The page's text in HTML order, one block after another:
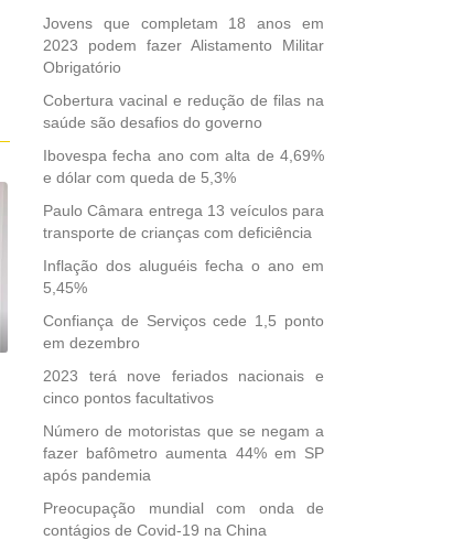
Jovens que completam 18 anos em
2023 podem fazer Alistamento Militar
Obrigatório
Cobertura vacinal e redução de filas na
saúde são desafios do governo
Ibovespa fecha ano com alta de 4,69%
e dólar com queda de 5,3%
Paulo Câmara entrega 13 veículos para
transporte de crianças com deficiência
Inflação dos aluguéis fecha o ano em
5,45%
Confiança de Serviços cede 1,5 ponto
em dezembro
2023 terá nove feriados nacionais e
cinco pontos facultativos
Número de motoristas que se negam a
fazer bafômetro aumenta 44% em SP
após pandemia
Preocupação mundial com onda de
contágios de Covid-19 na China